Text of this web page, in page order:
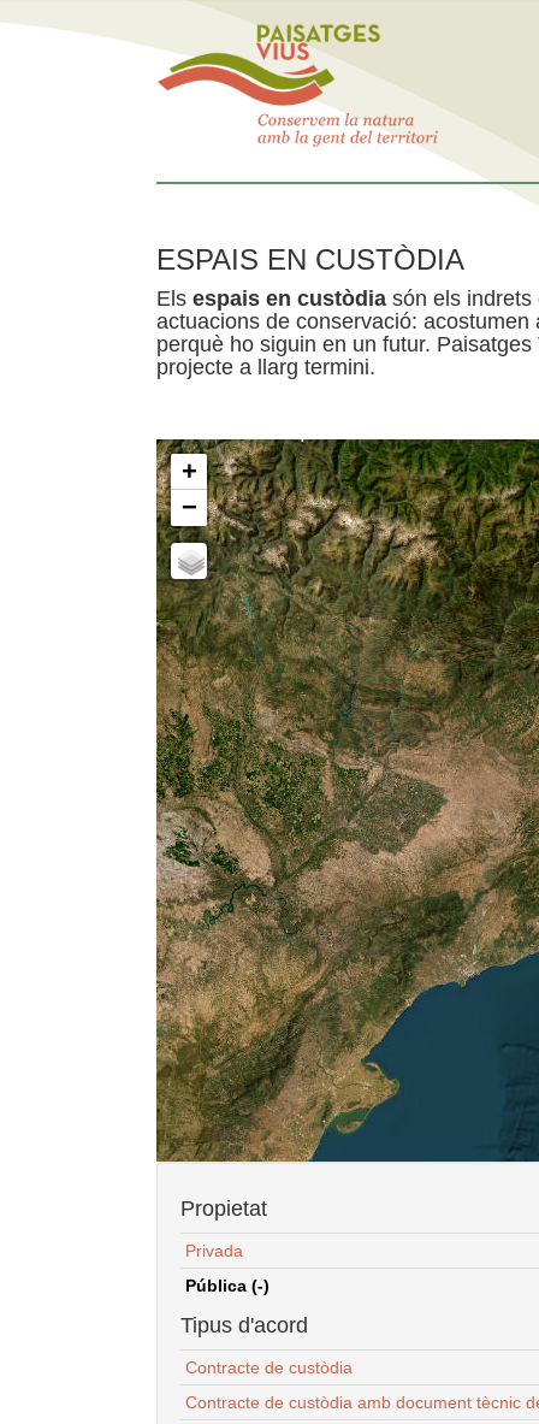
ESPAIS EN CUSTÒDIA
Els espais en custòdia són els indrets
actuacions de conservació:
perquè ho siguin en un futur.
projecte a llarg termini.
+
−
Propietat
Privada
Pública (-)
Tipus d'acord
Contracte de custòdia
Contracte de custòdia amb document tècnic